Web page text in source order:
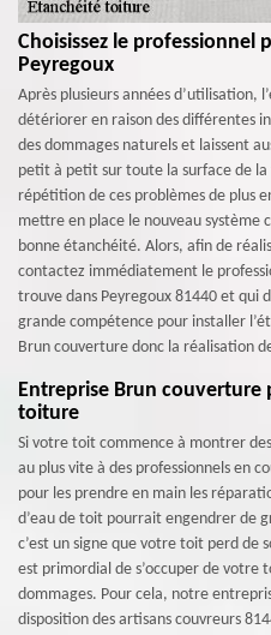
Choisissez le professionnel
Peyregoux
Après plusieurs années d’utilisation,
détériorer en raison des différentes
des dommages naturels et laissent
petit à petit sur toute la surface de
répétition de ces problèmes de plus
mettre en place le nouveau système
bonne étanchéité. Alors, afin de
contactez immédiatement le
trouve dans Peyregoux 81440 et qui
grande compétence pour installer
Brun couverture donc la réalisation
Entreprise Brun couverture
toiture
Si votre toit commence à montrer
au plus vite à des professionnels en
pour les prendre en main les
d’eau de toit pourrait engendrer de
c’est un signe que votre toit perd de
est primordial de s’occuper de
dommages. Pour cela, notre
disposition des artisans couvreurs